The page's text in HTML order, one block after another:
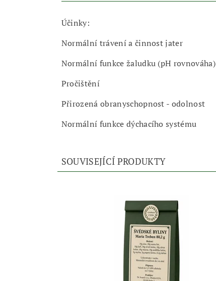
Účinky:
Normální trávení a činnost jater
Normální funkce žaludku (pH rovnováha)
Pročištění
Přirozená obranyschopnost - odolnost
Normální funkce dýchacího systému
SOUVISEJÍCÍ PRODUKTY